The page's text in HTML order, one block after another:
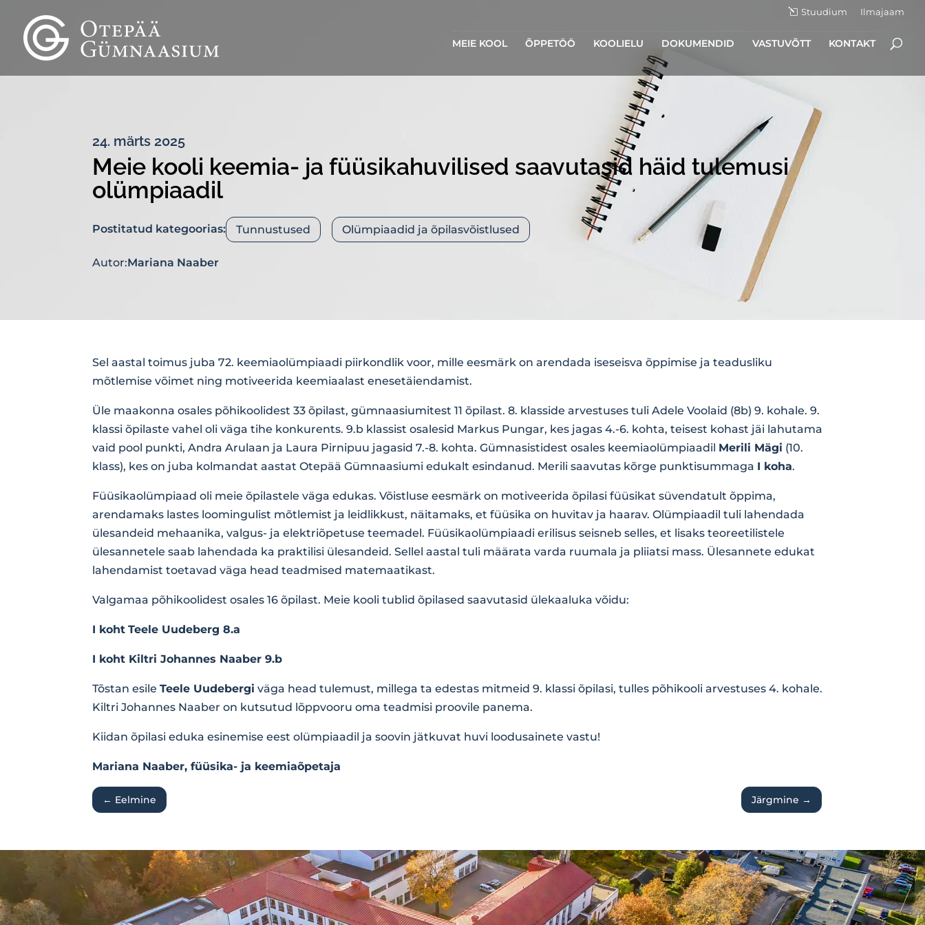
Stuudium Ilmajaam
MEIE KOOL ÕPPETÖÖ KOOLIELU DOKUMENDID VASTUVÕTT KONTAKT
24. märts 2025
Meie kooli keemia- ja füüsikahuvilised saavutasid häid tulemusi
olümpiaadil
Postitatud kategoorias: Tunnustused Olümpiaadid ja õpilasvõistlused
Autor:Mariana Naaber
Sel aastal toimus juba 72. keemiaolümpiaadi piirkondlik voor, mille eesmärk on arendada iseseisva õppimise ja teadusliku
mõtlemise võimet ning motiveerida keemiaalast enesetäiendamist.
Üle maakonna osales põhikoolidest 33 õpilast, gümnaasiumitest 11 õpilast. 8. klasside arvestuses tuli Adele Voolaid (8b) 9. kohale. 9.
klassi õpilaste vahel oli väga tihe konkurents. 9.b klassist osalesid Markus Pungar, kes jagas 4.-6. kohta, teisest kohast jäi lahutama
vaid pool punkti, Andra Arulaan ja Laura Pirnipuu jagasid 7.-8. kohta. Gümnasistidest osales keemiaolümpiaadil Merili Mägi (10.
klass), kes on juba kolmandat aastat Otepää Gümnaasiumi edukalt esindanud. Merili saavutas kõrge punktisummaga I koha.
Füüsikaolümpiaad oli meie õpilastele väga edukas. Võistluse eesmärk on motiveerida õpilasi füüsikat süvendatult õppima,
arendamaks lastes loomingulist mõtlemist ja leidlikkust, näitamaks, et füüsika on huvitav ja haarav. Olümpiaadil tuli lahendada
ülesandeid mehaanika, valgus- ja elektriõpetuse teemadel. Füüsikaolümpiaadi erilisus seisneb selles, et lisaks teoreetilistele
ülesannetele saab lahendada ka praktilisi ülesandeid. Sellel aastal tuli määrata varda ruumala ja pliiatsi mass. Ülesannete edukat
lahendamist toetavad väga head teadmised matemaatikast.
Valgamaa põhikoolidest osales 16 õpilast. Meie kooli tublid õpilased saavutasid ülekaaluka võidu:
I koht Teele Uudeberg 8.a
I koht Kiltri Johannes Naaber 9.b
Tõstan esileTeele Uudebergi väga head tulemust, millega ta edestas mitmeid 9. klassi õpilasi, tulles põhikooli arvestuses 4. kohale.
Kiltri Johannes Naaber on kutsutud lõppvooru oma teadmisi proovile panema.
Kiidan õpilasi eduka esinemise eest olümpiaadil ja soovin jätkuvat huvi loodusainete vastu!
Mariana Naaber, füüsika- ja keemiaõpetaja
← Eelmine Järgmine →